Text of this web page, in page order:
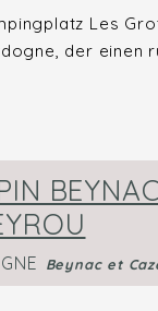
Les
der einen
Beynac et